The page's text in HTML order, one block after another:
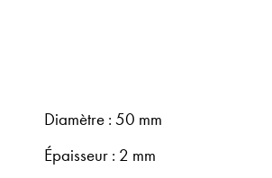
Diamètre : 50 mm
Épaisseur : 2 mm